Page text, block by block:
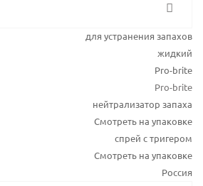
для устранения запахов
жидкий
Pro-brite
Pro-brite
нейтрализатор запаха
Смотреть на упаковке
спрей с тригером
Смотреть на упаковке
Россия